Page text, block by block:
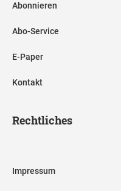
Abonnieren
Abo-Service
E-Paper
Kontakt
Rechtliches
Impressum